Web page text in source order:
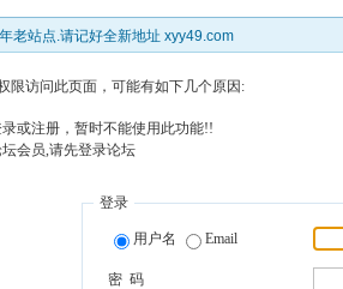
老站点.请记好全新地址 xyy49.com
限访问此页面，可能有如下几个原因:
或注册，暂时不能使用此功能!!
会员,请先登录论坛
登录
用户名 Email
密 码